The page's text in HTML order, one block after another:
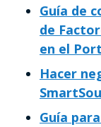
Guía de
de
en el
Hacer
Guía